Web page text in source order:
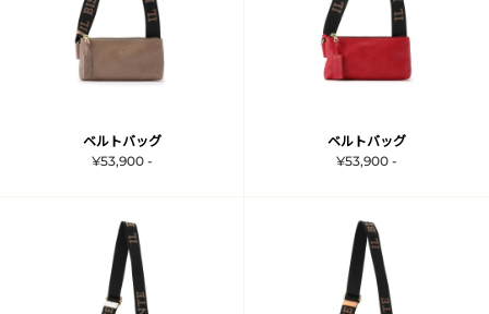
ベルトバッグ
¥53,900 -
ベルトバッグ
¥53,900 -